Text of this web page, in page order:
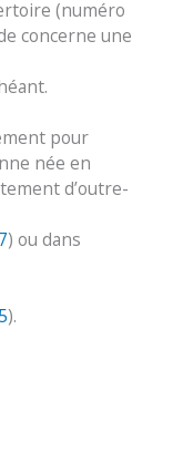
(numéro
concerne une
pour
née en
d’outre-
) ou dans
).